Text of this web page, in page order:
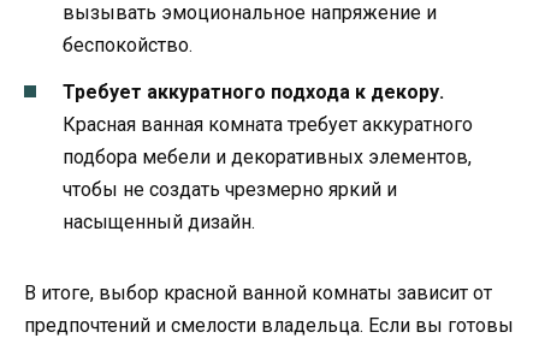
вызывать эмоциональное напряжение и
беспокойство.
Требует аккуратного подхода к декору.
Красная ванная комната требует аккуратного
подбора мебели и декоративных элементов,
чтобы не создать чрезмерно яркий и
насыщенный дизайн.
В итоге, выбор красной ванной комнаты зависит от
предпочтений и смелости владельца. Если вы готовы